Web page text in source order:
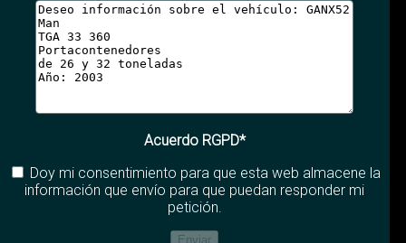
Acuerdo RGPD*
Doy mi consentimiento para que esta web almacene la
información que envío para que puedan responder mi
petición.